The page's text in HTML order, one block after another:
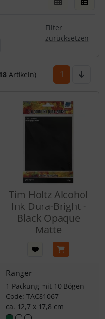
Artikel nach ihren
Filter
zurücksetzen
18Artikeln) 1
Tim Holtz Alcohol
Ink Dura-Bright -
Black Opaque
Matte
Ranger
1 Packung mit 10 Bögen
Code: TAC81067
ca. 12,7 x 17,8 cm